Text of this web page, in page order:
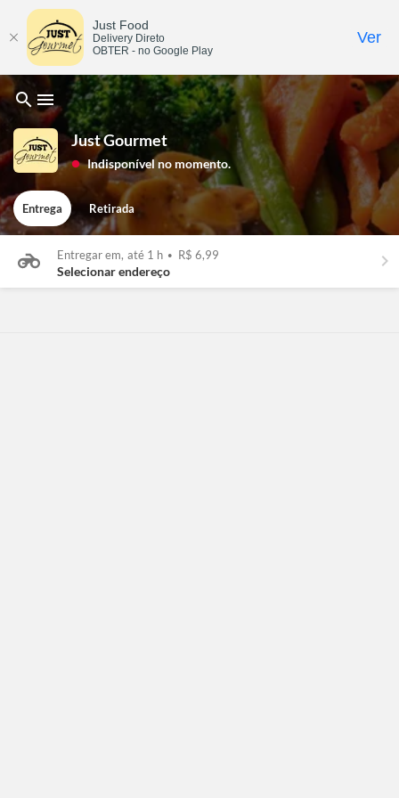
search menu
Just Gourmet
lens Indisponível no momento.
Entrega Retirada
Entregar em, até 1 h • R$ 6,99
Selecionar endereço keyboard_arrow_right
Just Food
Delivery Direto
OBTER - no Google Play
Ver